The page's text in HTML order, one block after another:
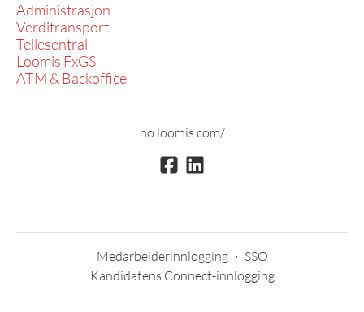
Administrasjon
Verditransport
Tellesentral
Loomis FxGS
ATM & Backoffice
no.loomis.com/
Medarbeiderinnlogging · SSO
Kandidatens Connect-innlogging